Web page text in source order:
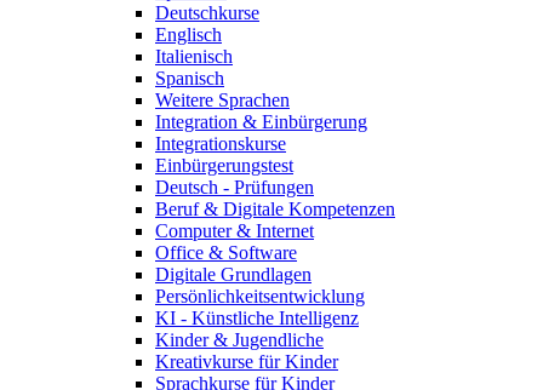
Deutschkurse
Englisch
Italienisch
Spanisch
Weitere Sprachen
Integration & Einbürgerung
Integrationskurse
Einbürgerungstest
Deutsch - Prüfungen
Beruf & Digitale Kompetenzen
Computer & Internet
Office & Software
Digitale Grundlagen
Persönlichkeitsentwicklung
KI - Künstliche Intelligenz
Kinder & Jugendliche
Kreativkurse für Kinder
Sprachkurse für Kinder